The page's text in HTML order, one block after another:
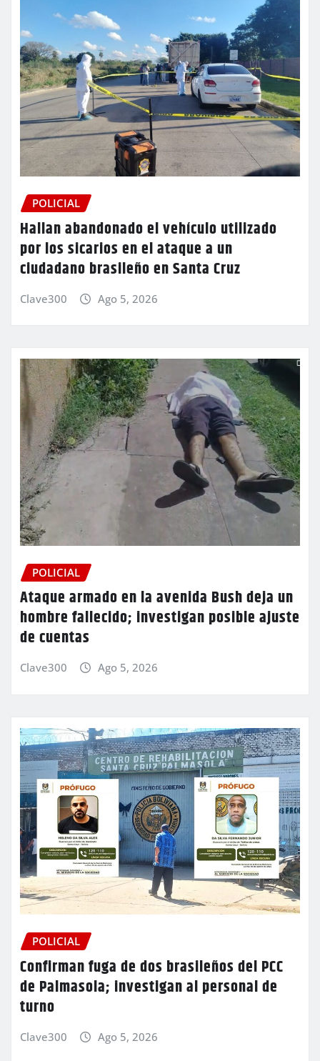
POLICIAL
Hallan abandonado el vehículo utilizado
por los sicarios en el ataque a un
ciudadano brasileño en Santa Cruz
Clave300 Ago 5, 2026
POLICIAL
Ataque armado en la avenida Bush deja un
hombre fallecido; investigan posible ajuste
de cuentas
Clave300 Ago 5, 2026
POLICIAL
Confirman fuga de dos brasileños del PCC
de Palmasola; investigan al personal de
turno
Clave300 Ago 5, 2026